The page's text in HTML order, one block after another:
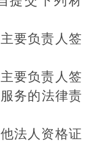
要负责人签
要负责人签
务的法律责
法人资格证